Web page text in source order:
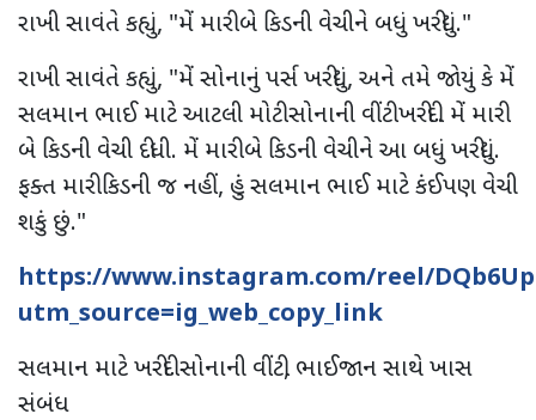
રાખી સાવંતે કહ્યું, "મેં મારી બે કિડની વેચીને બધું ખરીદ્યું."
રાખી સાવંતે કહ્યું, "મેં સોનાનું પર્સ ખરીદ્યું, અને તમે જોયું કે મેં
સલમાન ભાઈ માટે આટલી મોટી સોનાની વીંટી ખરીદી. મેં મારી
બે કિડની વેચી દીધી. મેં મારી બે કિડની વેચીને આ બધું ખરીદ્યું.
ફક્ત મારી કિડની જ નહીં, હું સલમાન ભાઈ માટે કંઈપણ વેચી
શકું છું."
https://www.instagram.com/reel/
utm_source=ig_web_copy_link
સલમાન માટે ખરીદી સોનાની વીંટી, ભાઈજાન સાથે ખાસ
સંબંધ